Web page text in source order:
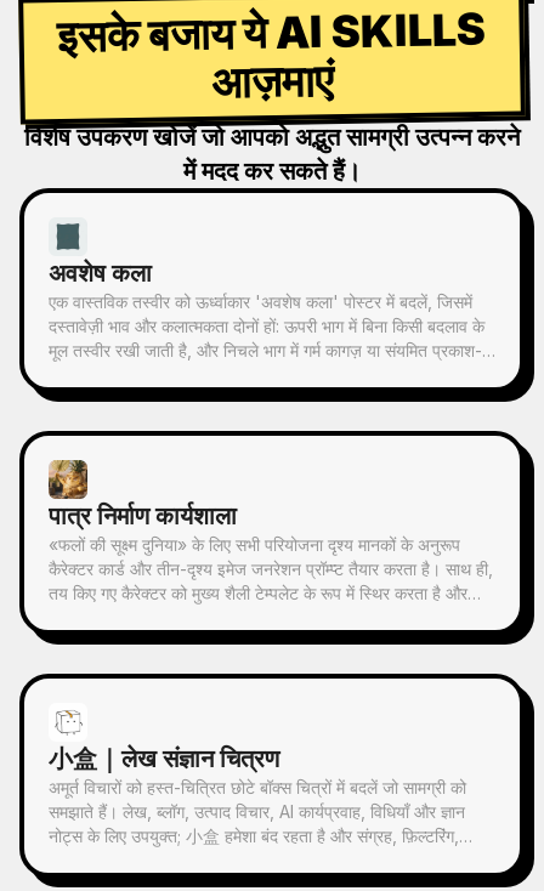
इसके बजाय ये AI SKILLS
आज़माएं
विशेष उपकरण खोजें जो आपको अद्भुत सामग्री उत्पन्न करने
में मदद कर सकते हैं।
अवशेष कला
एक वास्तविक तस्वीर को ऊर्ध्वाकार 'अवशेष कला' पोस्टर में बदलें, जिसमें
दस्तावेज़ी भाव और कलात्मकता दोनों हों: ऊपरी भाग में बिना किसी बदलाव के
मूल तस्वीर रखी जाती है, और निचले भाग में गर्म कागज़ या संयमित प्रकाश-
संकुचित किया जाता है। यह सामान्य चित्रण या सजावटी पोस्टर नहीं है,
प्रकाश-छाया संबंधों को उभारता है, ताकि विषय थंबनेल में भी पहचाना जा
सके। चित्र का समग्र वातावरण शांत, संयमित और आधुनिक प्रिंट जैसी
बनावट पर ज़ोर देता है; रंग मूल छवि से लिए जाते हैं, जिनमें मुख्य रूप से गहरा
नीला, स्याही काला, ग्रे-हरा, पत्थरीला रंग या कम-संतृप्त गर्म रंग होते हैं, और
उचित स्थान पर एक छोटा गर्म रंग का निशान जोड़ा जाता है। शीर्षक आमतौर
पर बहुत छोटा, काव्यात्मक और गैलरी लेबल जैसा रखा जाता है, ताकि यह
अवशेष श्रृंखला, वास्तुकला और शहर इमेजरी पोस्टर, अमूर्त संपादकीय
अंतिम काम मूल तस्वीर की वास्तविक सामग्री को बरकरार रखता है, और नीचे
एक स्थिर श्रृंखला भावना के साथ एक 'स्मृति छाप' बनाता है, जिससे हर
तस्वीर को एक स्वतंत्र मनोदशा और विस्तार योग्य दृश्य पहचान मिलती है।
पात्र निर्माण कार्यशाला
«फलों की सूक्ष्म दुनिया» के लिए सभी परियोजना दृश्य मानकों के अनुरूप
कैरेक्टर कार्ड और तीन-दृश्य इमेज जनरेशन प्रॉम्प्ट तैयार करता है। साथ ही,
तय किए गए कैरेक्टर को मुख्य शैली टेम्पलेट के रूप में स्थिर करता है और
कौशल का उपयोग करके, इमेज जनरेशन के दौरान क्रेडिट की बर्बादी से
小盒｜लेख संज्ञान चित्रण
अमूर्त विचारों को हस्त-चित्रित छोटे बॉक्स चित्रों में बदलें जो सामग्री को
समझाते हैं। लेख, ब्लॉग, उत्पाद विचार, AI कार्यप्रवाह, विधियाँ और ज्ञान
नोट्स के लिए उपयुक्त; 小盒 हमेशा बंद रहता है और संग्रह, फ़िल्टरिंग,